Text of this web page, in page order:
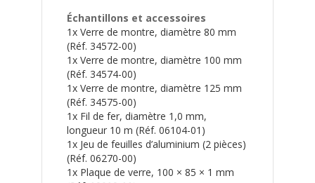
Échantillons et accessoires
1x Verre de montre, diamètre 80 mm
(Réf. 34572-00)
1x Verre de montre, diamètre 100 mm
(Réf. 34574-00)
1x Verre de montre, diamètre 125 mm
(Réf. 34575-00)
1x Fil de fer, diamètre 1,0 mm,
longueur 10 m (Réf. 06104-01)
1x Jeu de feuilles d’aluminium (2 pièces)
(Réf. 06270-00)
1x Plaque de verre, 100 × 85 × 1 mm